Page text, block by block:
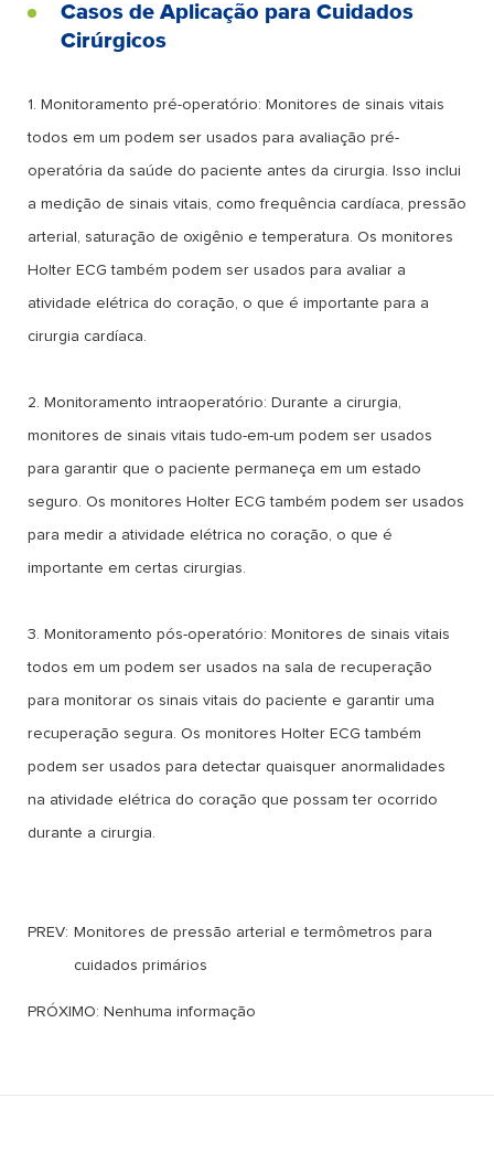
Casos de Aplicação para Cuidados
Cirúrgicos
1. Monitoramento pré-operatório: Monitores de sinais vitais
todos em um podem ser usados para avaliação pré-
operatória da saúde do paciente antes da cirurgia. Isso inclui
a medição de sinais vitais, como frequência cardíaca, pressão
arterial, saturação de oxigênio e temperatura. Os monitores
Holter ECG também podem ser usados para avaliar a
atividade elétrica do coração, o que é importante para a
cirurgia cardíaca.
2. Monitoramento intraoperatório: Durante a cirurgia,
monitores de sinais vitais tudo-em-um podem ser usados
para garantir que o paciente permaneça em um estado
seguro. Os monitores Holter ECG também podem ser usados
para medir a atividade elétrica no coração, o que é
importante em certas cirurgias.
3. Monitoramento pós-operatório: Monitores de sinais vitais
todos em um podem ser usados na sala de recuperação
para monitorar os sinais vitais do paciente e garantir uma
recuperação segura. Os monitores Holter ECG também
podem ser usados para detectar quaisquer anormalidades
na atividade elétrica do coração que possam ter ocorrido
durante a cirurgia.
PREV: Monitores de pressão arterial e termômetros para
cuidados primários
PRÓXIMO: Nenhuma informação